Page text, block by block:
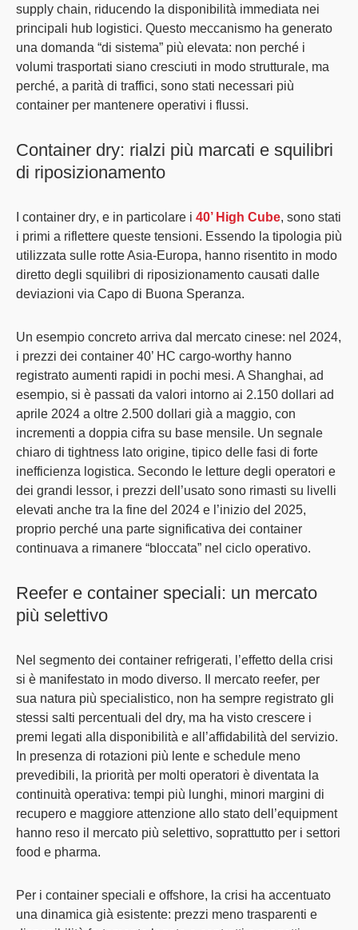
supply chain, riducendo la disponibilità immediata nei
principali hub logistici. Questo meccanismo ha generato
una domanda “di sistema” più elevata: non perché i
volumi trasportati siano cresciuti in modo strutturale, ma
perché, a parità di traffici, sono stati necessari più
container per mantenere operativi i flussi.
Container dry: rialzi più marcati e squilibri
di riposizionamento
container dry, e in particolare i 40’ High Cube, sono stati
i primi a riflettere queste tensioni. Essendo la tipologia più
utilizzata sulle rotte Asia-Europa, hanno risentito in modo
diretto degli squilibri di riposizionamento causati dalle
deviazioni via Capo di Buona Speranza.
Un esempio concreto arriva dal mercato cinese: nel 2024,
i prezzi dei container 40’ HC cargo-worthy hanno
registrato aumenti rapidi in pochi mesi. A Shanghai, ad
esempio, si è passati da valori intorno ai 2.150 dollari ad
aprile 2024 a oltre 2.500 dollari già a maggio, con
incrementi a doppia cifra su base mensile. Un segnale
chiaro di tightness lato origine, tipico delle fasi di forte
inefficienza logistica. Secondo le letture degli operatori e
dei grandi lessor, i prezzi dell’usato sono rimasti su livelli
elevati anche tra la fine del 2024 e l’inizio del 2025,
proprio perché una parte significativa dei container
continuava a rimanere “bloccata” nel ciclo operativo.
Reefer e container speciali: un mercato
più selettivo
Nel segmento dei container refrigerati, l’effetto della crisi
si è manifestato in modo diverso. Il mercato reefer, per
sua natura più specialistico, non ha sempre registrato gli
stessi salti percentuali del dry, ma ha visto crescere i
premi legati alla disponibilità e all’affidabilità del servizio.
In presenza di rotazioni più lente e schedule meno
prevedibili, la priorità per molti operatori è diventata la
continuità operativa: tempi più lunghi, minori margini di
recupero e maggiore attenzione allo stato dell’equipment
hanno reso il mercato più selettivo, soprattutto per i settori
food e pharma.
Per i container speciali e offshore, la crisi ha accentuato
una dinamica già esistente: prezzi meno trasparenti e